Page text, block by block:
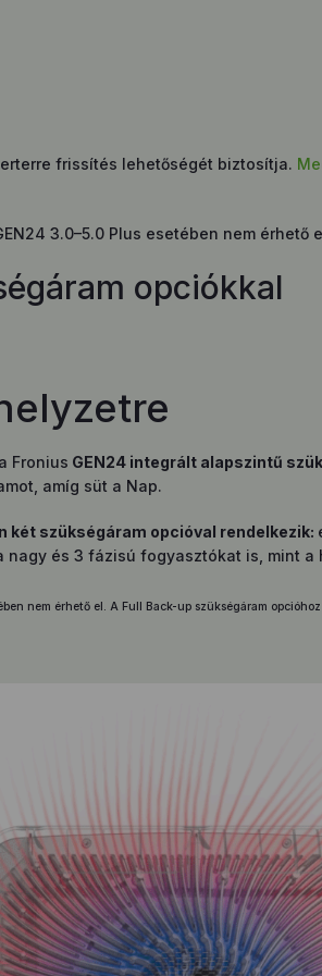
frissítés lehetőségét biztosítja.
3.0–5.0 Plus esetében nem érhető
opciókkal
Fronius GEN24 integrált alapszintű
amíg süt a Nap.
két szükségáram opcióval rendelkezik:
és 3 fázisú fogyasztókat is, mint a
nem érhető el. A Full Back-up szükségáram